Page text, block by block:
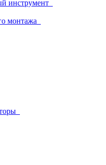
инструмент
монтажа